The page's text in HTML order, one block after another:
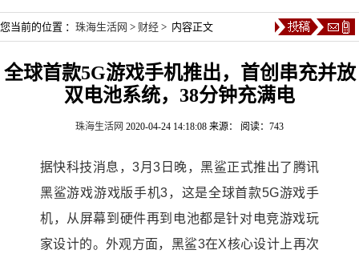
您当前的位置 ： 珠海生活网 > 财经 > 内容正文
全球首款5G游戏手机推出，首创串充并放
双电池系统，38分钟充满电
珠海生活网 2020-04-24 14:18:08 来源： 阅读：743
据快科技消息，3月3日晚，黑鲨正式推出了腾讯
黑鲨游戏游戏版手机3，这是全球首款5G游戏手
机，从屏幕到硬件再到电池都是针对电竞游戏玩
家设计的。外观方面，黑鲨3在X核心设计上再次